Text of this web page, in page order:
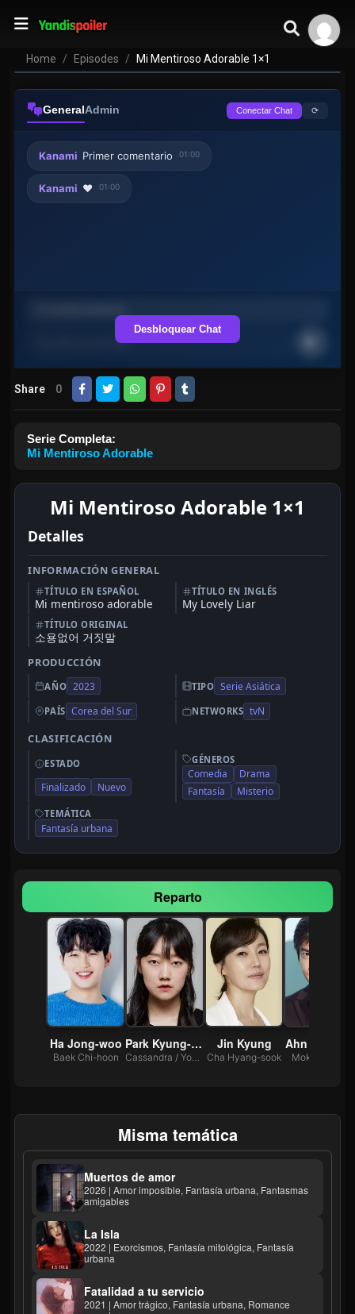
Home Episodes Mi Mentiroso Adorable 1×1
GeneralAdmin Conectar Chat ⟳
Kanami Primer comentario 01:00
Kanami ❤️ 01:00
Desbloquear Chat
Share 0
Serie Completa:
Mi Mentiroso Adorable
Mi Mentiroso Adorable 1×1
Detalles
INFORMACIÓN GENERAL
TÍTULO EN ESPAÑOL
Mi mentiroso adorable
TÍTULO EN INGLÉS
My Lovely Liar
TÍTULO ORIGINAL
소용없어 거짓말
PRODUCCIÓN
AÑO 2023 TIPO Serie Asiática
PAÍS Corea del Sur NETWORKS tvN
CLASIFICACIÓN
ESTADO
Finalizado Nuevo
GÉNEROS
Comedia
Drama
Fantasía
Misterio
TEMÁTICA
Fantasía urbana
Reparto
Ha Jong-woo
Baek Chi-hoon
Park Kyung-hye
Cassandra / Yoon Ye-Seul
Jin Kyung
Cha Hyang-sook
Ahn Nae-
Mok Tae-seob
Misma temática
Muertos de amor
2026 | Amor imposible, Fantasía urbana, Fantasmas
amigables
La Isla
2022 | Exorcismos, Fantasía mitológica, Fantasía
urbana
Fatalidad a tu servicio
2021 | Amor trágico, Fantasía urbana, Romance